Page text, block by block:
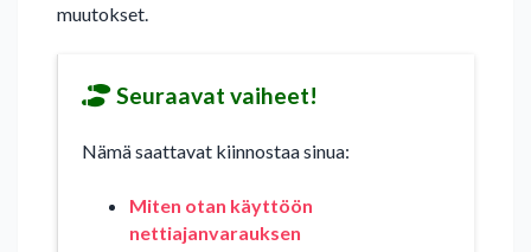
muutokset.
Seuraavat vaiheet!
Nämä saattavat kiinnostaa sinua:
Miten otan käyttöön
nettiajanvarauksen